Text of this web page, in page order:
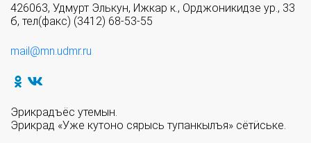
426063, Удмурт Элькун, Ижкар к., Орджоникидзе ур., 33
б, тел(факс) (3412) 68-53-55
mail@mn.udmr.ru
Эрикрадъёс утемын.
Эрикрад «Уже кутоно сярысь тупанкылъя» сётӥське.